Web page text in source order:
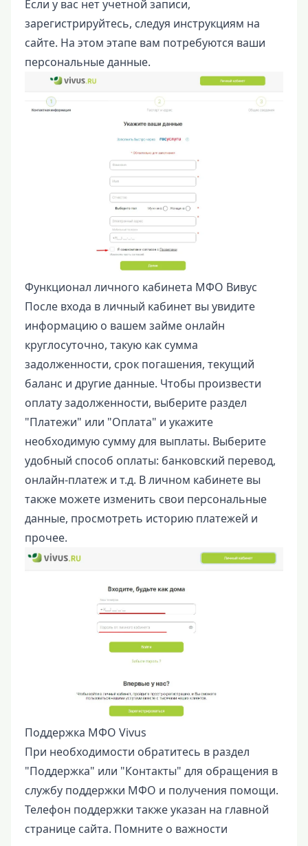
Если у вас нет учетной записи,
зарегистрируйтесь, следуя инструкциям на
сайте. На этом этапе вам потребуются ваши
персональные данные.
Функционал личного кабинета МФО Вивус
После входа в личный кабинет вы увидите
информацию о вашем займе онлайн
круглосуточно, такую как сумма
задолженности, срок погашения, текущий
баланс и другие данные. Чтобы произвести
оплату задолженности, выберите раздел
"Платежи" или "Оплата" и укажите
необходимую сумму для выплаты. Выберите
удобный способ оплаты: банковский перевод,
онлайн-платеж и т.д. В личном кабинете вы
также можете изменить свои персональные
данные, просмотреть историю платежей и
прочее.
Поддержка МФО Vivus
При необходимости обратитесь в раздел
"Поддержка" или "Контакты" для обращения в
службу поддержки МФО и получения помощи.
Телефон поддержки также указан на главной
странице сайта. Помните о важности